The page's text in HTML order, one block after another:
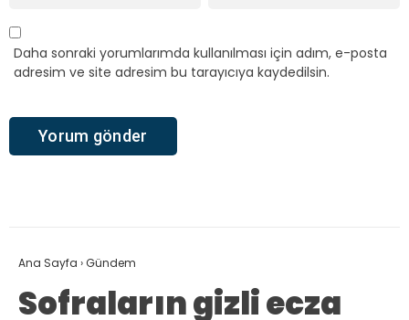
Daha sonraki yorumlarımda kullanılması için adım, e-posta
adresim ve site adresim bu tarayıcıya kaydedilsin.
Ana Sayfa ›Gündem
Sofraların gizli ecza